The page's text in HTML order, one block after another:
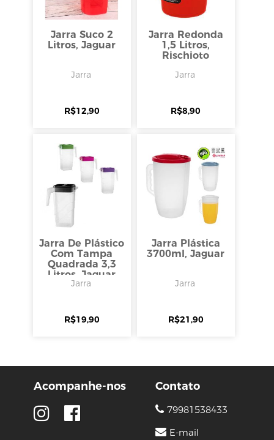
Jarra Suco 2
Litros, Jaguar
Jarra
R$12,90
Jarra Redonda
1,5 Litros,
Rischioto
Jarra
R$8,90
Jarra De Plástico
Com Tampa
Quadrada 3,3
Litros, Jaguar
Jarra
R$19,90
Jarra Plástica
3700ml, Jaguar
Jarra
R$21,90
Acompanhe-nos Contato
79981538433
E-mail